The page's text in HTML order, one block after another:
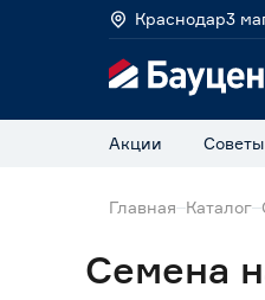
Краснодар3
Акции Советы
Главная Каталог
Семена